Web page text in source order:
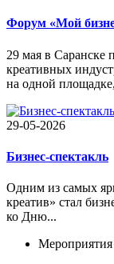
Форум «Мой
29 мая в Саранске
креативных
на одной
29-05-2026
Бизнес-спектакль
Одним из самых
креатив» стал
ко Дню...
Мероприятия